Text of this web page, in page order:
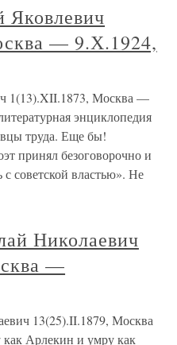
— 9.Х.1924,
1(13).XII.1873, Москва —
энциклопедия
труда. Еще бы!
принял безоговорочно и
с советской властью». Не
Николаевич
—
13(25).II.1879, Москва
Арлекин и умру как